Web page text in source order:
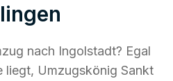
nach Ingolstadt? Egal
liegt, Umzugskönig Sankt